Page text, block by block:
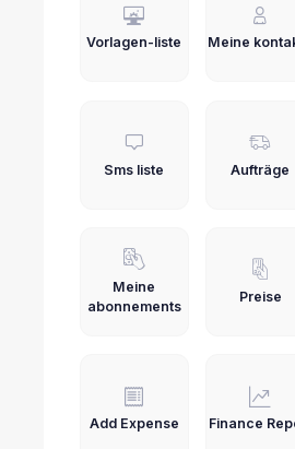
Vorlagen-liste Meine
Sms liste Aufträge
Meine
abonnements
Preise
Add Expense Finance